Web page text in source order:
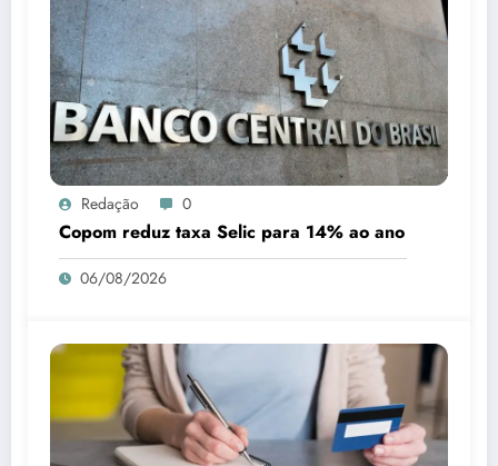
Redação 0
Copom reduz taxa Selic para 14% ao ano
06/08/2026